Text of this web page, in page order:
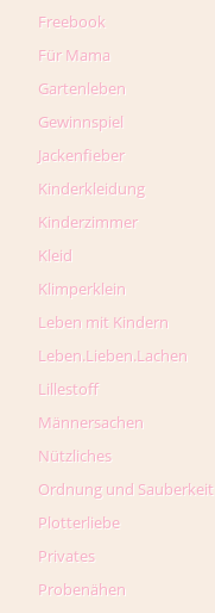
Freebook
Für Mama
Gartenleben
Gewinnspiel
Jackenfieber
Kinderkleidung
Kinderzimmer
Kleid
Klimperklein
Leben mit Kindern
Leben.Lieben.Lachen
Lillestoff
Männersachen
Nützliches
Ordnung und Sauberkeit
Plotterliebe
Privates
Probenähen